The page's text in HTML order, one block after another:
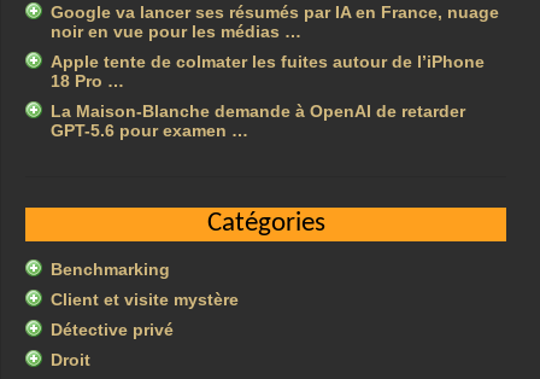
Google va lancer ses résumés par IA en France, nuage
noir en vue pour les médias …
Apple tente de colmater les fuites autour de l’iPhone
18 Pro …
La Maison-Blanche demande à OpenAI de retarder
GPT-5.6 pour examen …
Catégories
Benchmarking
Client et visite mystère
Détective privé
Droit